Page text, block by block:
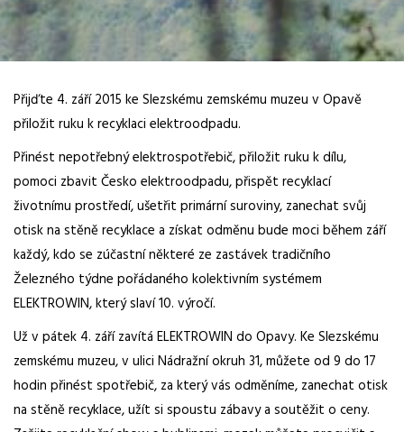
Přijďte 4. září 2015 ke Slezskému zemskému muzeu v Opavě
přiložit ruku k recyklaci elektroodpadu.
Přinést nepotřebný elektrospotřebič, přiložit ruku k dílu,
pomoci zbavit Česko elektroodpadu, přispět recyklací
životnímu prostředí, ušetřit primární suroviny, zanechat svůj
otisk na stěně recyklace a získat odměnu bude moci během září
každý, kdo se zúčastní některé ze zastávek tradičního
Železného týdne pořádaného kolektivním systémem
ELEKTROWIN, který slaví 10. výročí.
Už v pátek 4. září zavítá ELEKTROWIN do Opavy. Ke Slezskému
zemskému muzeu, v ulici Nádražní okruh 31, můžete od 9 do 17
hodin přinést spotřebič, za který vás odměníme, zanechat otisk
na stěně recyklace, užít si spoustu zábavy a soutěžit o ceny.